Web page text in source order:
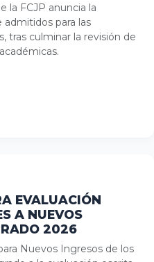
la FCJP anuncia la
admitidos para las
tras culminar la revisión de
EVALUACIÓN
A NUEVOS
2026
Nuevos Ingresos de los